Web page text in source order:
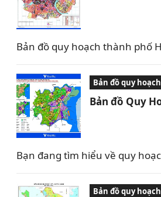
Bản đồ quy hoạch thành phố
Bản đồ quy hoạch
Bản đồ Quy
Bạn đang tìm hiểu về quy
Bản đồ quy hoạch